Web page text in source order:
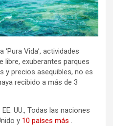
Vida’, actividades
libre, exuberantes parques
y precios asequibles, no es
recibido a más de 3
EE. UU., Todas las naciones
y 10 países más .